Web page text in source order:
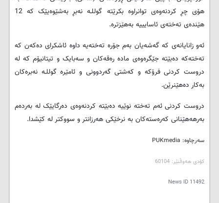
هۆی چڕ كردنه‌وه‌ی توانراوه‌ بكرێته‌ گوللـه‌ نه‌بڕ به‌شێوه‌یێک كه‌ 12
هێنده‌ی ته‌خته‌ی ئاسایییه‌ به‌هێزتره‌.
ئه‌و زانایانه‌ی كه‌ گه‌شه‌یان به‌م جۆره‌ ته‌خته‌یه‌ داوه‌ ئاشكرای ده‌كه‌ن كه‌
ته‌خته‌كه‌ ده‌بێته‌ جێگره‌وه‌ی ماده‌ ره‌قه‌كان و سه‌بایک و تیتانیۆم كه‌ له‌
دروست كردنی فرۆكه‌ و كه‌شتی گه‌ردوونی و ئامێره‌ گوللـه‌ نه‌بره‌كان
به‌كار ده‌هێنرێن.
دروست كردنی ئه‌م ته‌خته‌ نوێیه‌ ده‌بێته‌ كردنه‌وه‌ی ده‌رگایێک له‌ به‌رده‌م
به‌رهه‌هێنانی كه‌ره‌سته‌كان به‌ نرخێكی هه‌رزانتر و سووكتر له‌ كێشدا.
سه‌رچاوه‌: PUKmedia
کۆدی هه‌واڵنێر: 60104
News ID 11492